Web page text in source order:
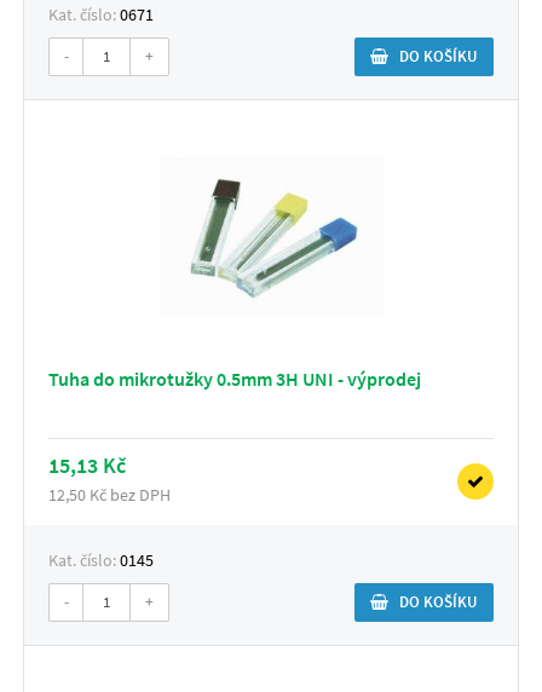
Kat. číslo:0671
- + DO KOŠÍKU
Tuha do mikrotužky 0.5mm 3H UNI - výprodej
15,13 Kč
12,50 Kč bez DPH
Kat. číslo:0145
- + DO KOŠÍKU